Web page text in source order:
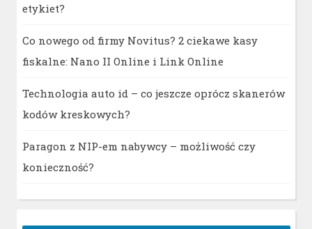
etykiet?
Co nowego od firmy Novitus? 2 ciekawe kasy
fiskalne: Nano II Online i Link Online
Technologia auto id – co jeszcze oprócz skanerów
kodów kreskowych?
Paragon z NIP-em nabywcy – możliwość czy
konieczność?